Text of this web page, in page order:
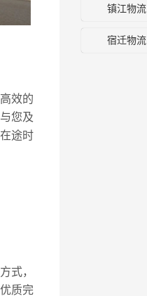
效的
您及
途时
式，
质完
镇江物流
宿迁物流